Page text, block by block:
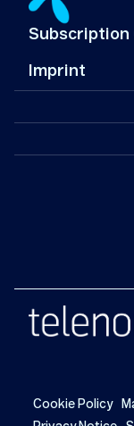
Subscription
Imprint
Cookie Policy